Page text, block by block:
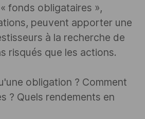
fonds obligataires »,
peuvent apporter une
à la recherche de
risqués que les actions.
obligation ? Comment
? Quels rendements en